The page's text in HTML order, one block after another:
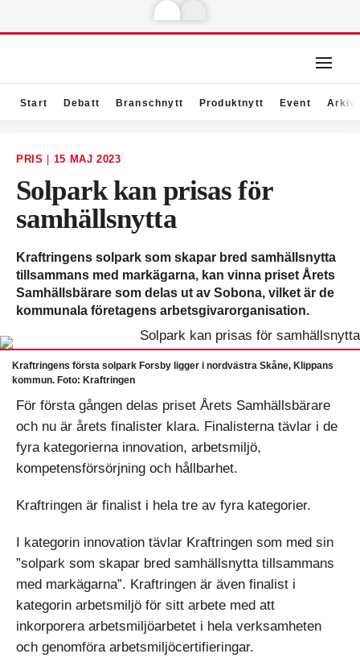
Start Debatt Branschnytt Produktnytt Event Arkiv
PRIS 15 MAJ 2023
Solpark kan prisas för
samhällsnytta
Kraftringens solpark som skapar bred samhällsnytta
tillsammans med markägarna, kan vinna priset Årets
Samhällsbärare som delas ut av Sobona, vilket är de
kommunala företagens arbetsgivarorganisation.
Kraftringens första solpark Forsby ligger i nordvästra Skåne, Klippans
kommun. Foto: Kraftringen
För första gången delas priset Årets Samhällsbärare
och nu är årets finalister klara. Finalisterna tävlar i de
fyra kategorierna innovation, arbetsmiljö,
kompetensförsörjning och hållbarhet.
Kraftringen är finalist i hela tre av fyra kategorier.
I kategorin innovation tävlar Kraftringen som med sin
”solpark som skapar bred samhällsnytta tillsammans
med markägarna”. Kraftringen är även finalist i
kategorin arbetsmiljö för sitt arbete med att
inkorporera arbetsmiljöarbetet i hela verksamheten
och genomföra arbetsmiljöcertifieringar.